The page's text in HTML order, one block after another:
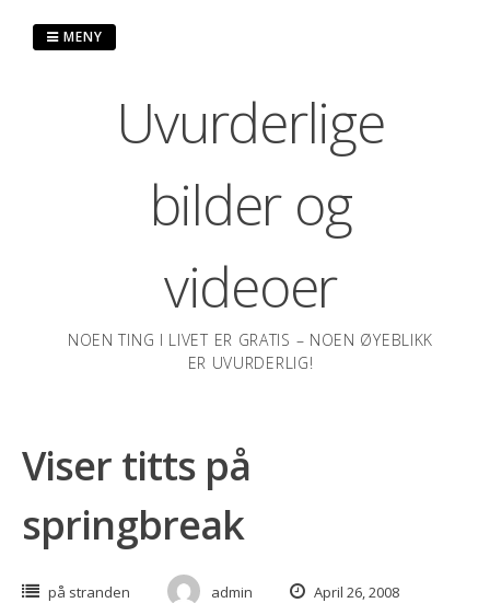
Uvurderlige
bilder og
videoer
NOEN TING I LIVET ER GRATIS – NOEN ØYEBLIKK
ER UVURDERLIG!
MENY
Viser titts på
springbreak
på stranden admin April 26, 2008